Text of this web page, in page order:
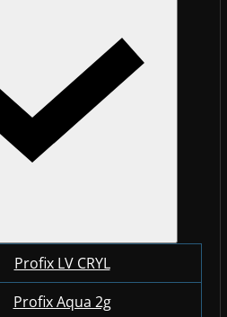
Profix LV CRYL
Profix Aqua 2g